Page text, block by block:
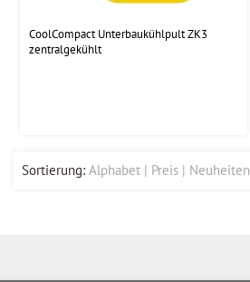
CoolCompact Unterbaukühlpult ZK3
zentralgekühlt
Sortierung: Alphabet Preis Neuheiten